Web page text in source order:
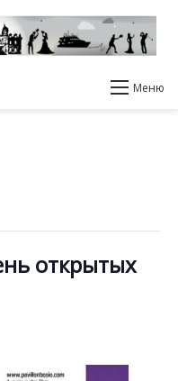
Меню
открытых